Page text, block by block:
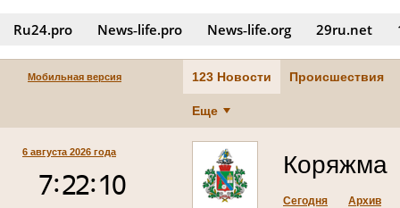
Ru24.pro News‑life.pro News‑life.org 29ru.net
Мобильная версия 123 Новости Происшествия
Еще
6 августа 2026 года Коряжма
Сегодня Архив